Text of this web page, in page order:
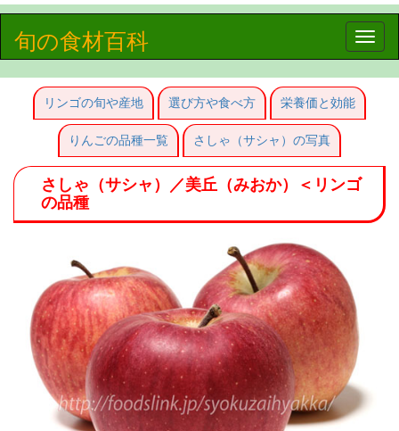
Toggle
旬の食材百科
リンゴの旬や産地 選び方や食べ方 栄養価と効能
りんごの品種一覧 さしゃ（サシャ）の写真
さしゃ（サシャ）／美丘（みおか）＜リンゴ
の品種